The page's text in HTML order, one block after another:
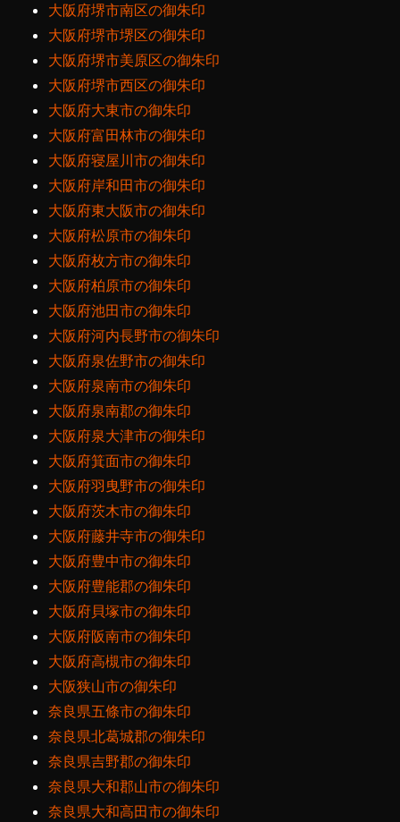
大阪府堺市南区の御朱印
大阪府堺市堺区の御朱印
大阪府堺市美原区の御朱印
大阪府堺市西区の御朱印
大阪府大東市の御朱印
大阪府富田林市の御朱印
大阪府寝屋川市の御朱印
大阪府岸和田市の御朱印
大阪府東大阪市の御朱印
大阪府松原市の御朱印
大阪府枚方市の御朱印
大阪府柏原市の御朱印
大阪府池田市の御朱印
大阪府河内長野市の御朱印
大阪府泉佐野市の御朱印
大阪府泉南市の御朱印
大阪府泉南郡の御朱印
大阪府泉大津市の御朱印
大阪府箕面市の御朱印
大阪府羽曳野市の御朱印
大阪府茨木市の御朱印
大阪府藤井寺市の御朱印
大阪府豊中市の御朱印
大阪府豊能郡の御朱印
大阪府貝塚市の御朱印
大阪府阪南市の御朱印
大阪府高槻市の御朱印
大阪狭山市の御朱印
奈良県五條市の御朱印
奈良県北葛城郡の御朱印
奈良県吉野郡の御朱印
奈良県大和郡山市の御朱印
奈良県大和高田市の御朱印